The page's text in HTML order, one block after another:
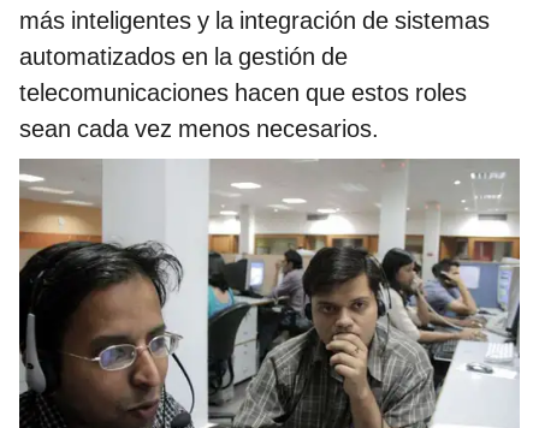
más inteligentes y la integración de sistemas
automatizados en la gestión de
telecomunicaciones hacen que estos roles
sean cada vez menos necesarios.